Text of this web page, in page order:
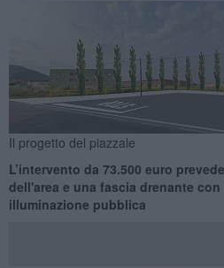
Il progetto del piazzale
L’intervento da 73.500 euro
dell'area e una fascia drenante
illuminazione pubblica